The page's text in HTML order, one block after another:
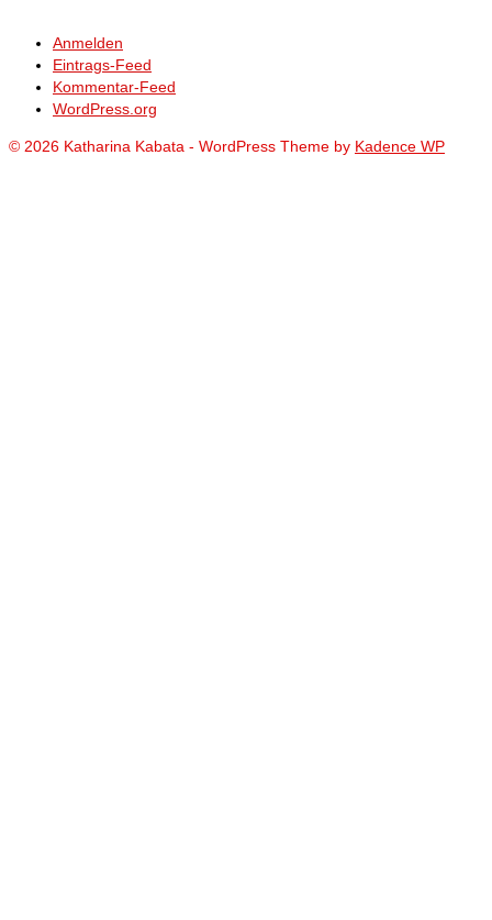
Anmelden
Eintrags-Feed
Kommentar-Feed
WordPress.org
© 2026 Katharina Kabata - WordPress Theme by Kadence WP